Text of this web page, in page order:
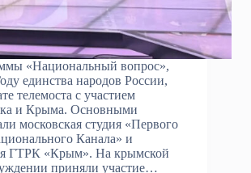
«Национальный вопрос»,
единства народов России,
телемоста с участием
и Крыма. Основными
московская студия «Первого
Канала» и
ГТРК «Крым». На крымской
приняли участие…